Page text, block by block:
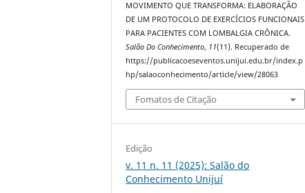
MOVIMENTO QUE TRANSFORMA: ELABORAÇÃO
DE UM PROTOCOLO DE EXERCÍCIOS FUNCIONAIS
PARA PACIENTES COM LOMBALGIA CRÔNICA.
Salão Do Conhecimento, 11(11). Recuperado de
https://publicacoeseventos.unijui.edu.br/index.p
hp/salaoconhecimento/article/view/28063
Fomatos de Citação
Edição
v. 11 n. 11 (2025): Salão do
Conhecimento Unijuí